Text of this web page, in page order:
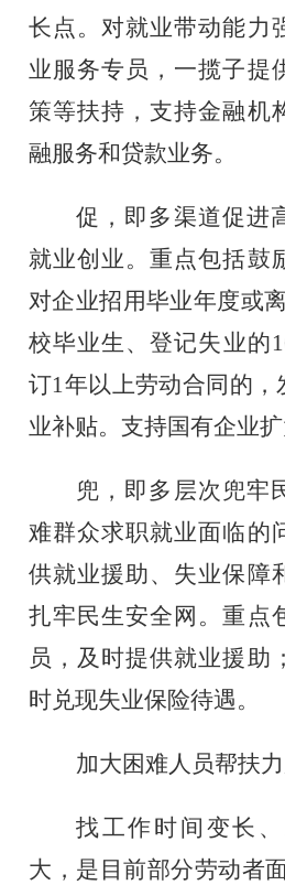
长点。对就业带动能力
业服务专员，一揽子提
策等扶持，支持金融机
融服务和贷款业务。
促，即多渠道促进
就业创业。重点包括鼓
对企业招用毕业年度或
校毕业生、登记失业的
订1年以上劳动合同的
业补贴。支持国有企业扩
兜，即多层次兜牢
难群众求职就业面临的
供就业援助、失业保障
扎牢民生安全网。重点
员，及时提供就业援助
时兑现失业保险待遇。
加大困难人员帮扶
找工作时间变长
大，是目前部分劳动者